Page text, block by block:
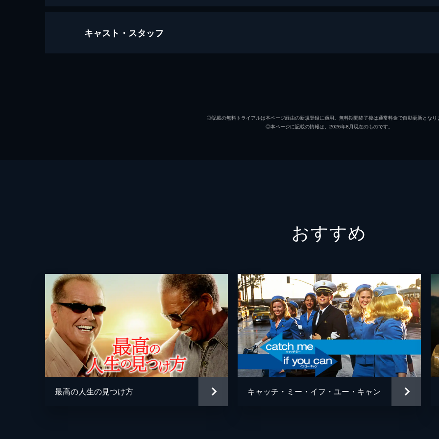
セッション
キャスト・スタッフ
ジム・ニーマン
スア
マッ
チャ
ジェ
デイミ
◎記載の無料トライアルは本ページ経由の新規登録に適用。無料期間終了後は通常料金で自動更新となり
◎本ページに記載の情報は、2026年8月現在のものです。
おすすめ
最高の人生の見つけ方 キャッチ・ミー・イフ・ユー・キャン